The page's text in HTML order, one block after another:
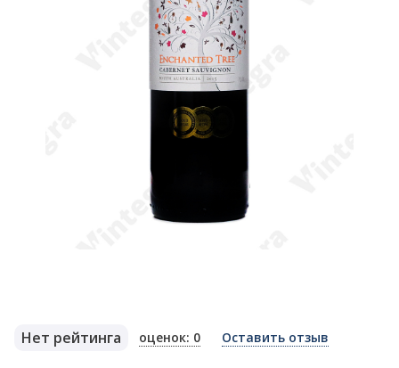
Нет рейтинга оценок: 0 Оставить отзыв